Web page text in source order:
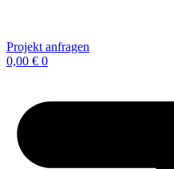
Projekt anfragen
0,00 € 0